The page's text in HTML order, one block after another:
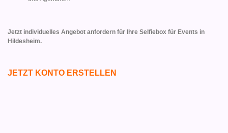
Jetzt individuelles Angebot anfordern für Ihre Selfiebox für Events in
Hildesheim.
JETZT KONTO ERSTELLEN